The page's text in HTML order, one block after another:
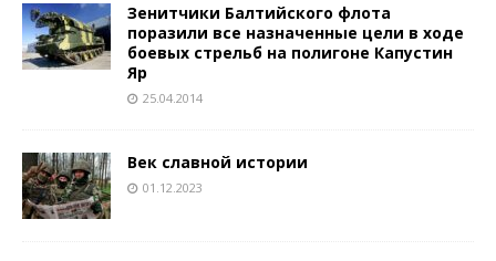
Зенитчики Балтийского флота
поразили все назначенные цели в ходе
боевых стрельб на полигоне Капустин
Яр
25.04.2014
Век славной истории
01.12.2023